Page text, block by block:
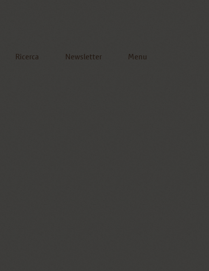
Ricerca Newsletter Menu